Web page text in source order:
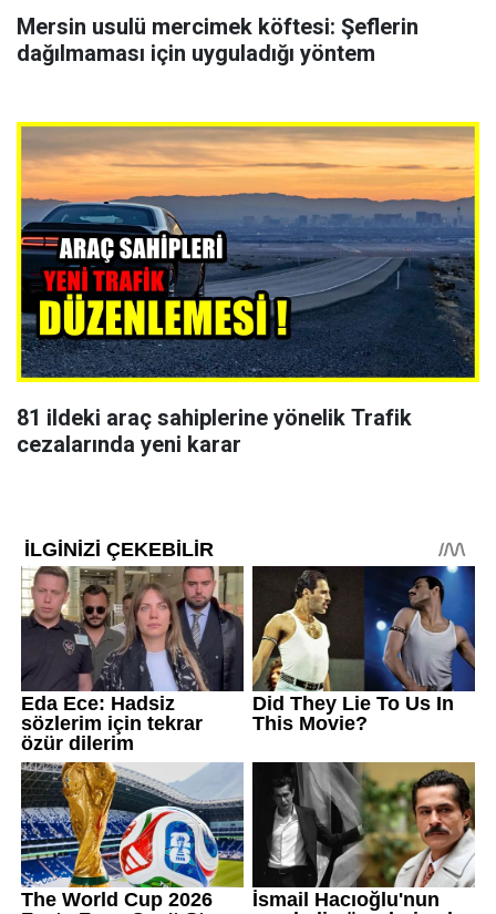
Mersin usulü mercimek köftesi: Şeflerin
dağılmaması için uyguladığı yöntem
81 ildeki araç sahiplerine yönelik Trafik
cezalarında yeni karar